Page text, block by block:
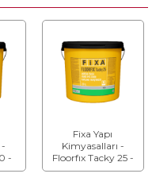
-
Fixa Yapı
Kimyasalları -
Floorfıx Tacky 25 -
Akrilik Esaslı Esnek